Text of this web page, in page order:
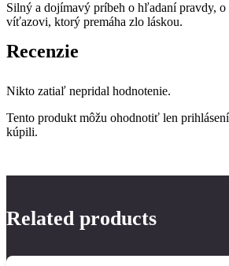
Silný a dojímavý príbeh o hľadaní pravdy, o
víťazovi, ktorý premáha zlo láskou.
Recenzie
Nikto zatiaľ nepridal hodnotenie.
Tento produkt môžu ohodnotiť len
kúpili.
Related products